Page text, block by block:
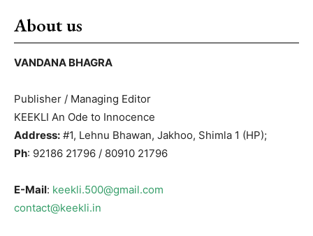
About us
VANDANA BHAGRA
Publisher / Managing Editor
KEEKLI An Ode to Innocence
Address: #1, Lehnu Bhawan, Jakhoo, Shimla 1 (HP);
Ph: 92186 21796 / 80910 21796
E-Mail: keekli.500@gmail.com
contact@keekli.in